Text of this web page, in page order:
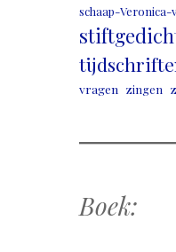
schaap-Veronica-
vragen zingen
Boek: